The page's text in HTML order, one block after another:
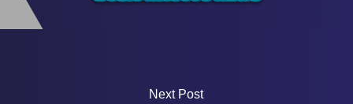
Next Post